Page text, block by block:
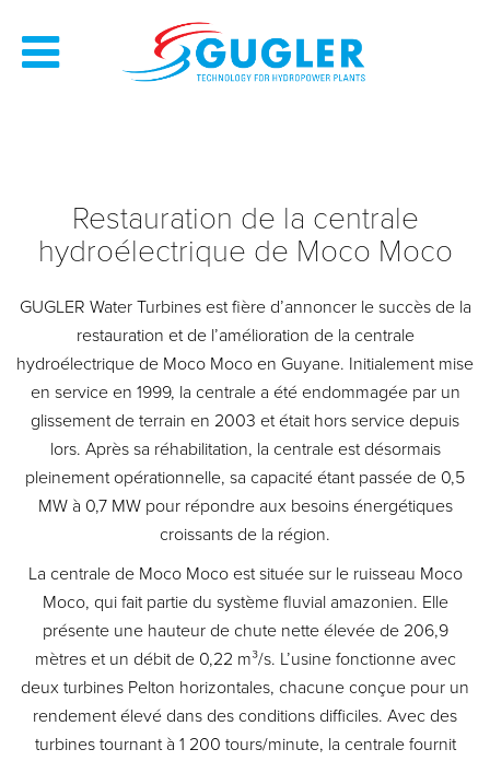
Restauration de la centrale
hydroélectrique de Moco Moco
GUGLER Water Turbines est fière d’annoncer le succès de la
restauration et de l’amélioration de la centrale
hydroélectrique de Moco Moco en Guyane. Initialement mise
en service en 1999, la centrale a été endommagée par un
glissement de terrain en 2003 et était hors service depuis
lors. Après sa réhabilitation, la centrale est désormais
pleinement opérationnelle, sa capacité étant passée de 0,5
MW à 0,7 MW pour répondre aux besoins énergétiques
croissants de la région.
La centrale de Moco Moco est située sur le ruisseau Moco
Moco, qui fait partie du système fluvial amazonien. Elle
présente une hauteur de chute nette élevée de 206,9
mètres et un débit de 0,22 m³/s. L’usine fonctionne avec
deux turbines Pelton horizontales, chacune conçue pour un
rendement élevé dans des conditions difficiles. Avec des
turbines tournant à 1 200 tours/minute, la centrale fournit